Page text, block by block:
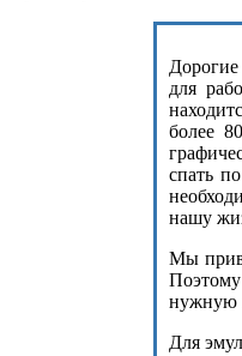
для
более
спать
нашу
Мы
нужную
Для